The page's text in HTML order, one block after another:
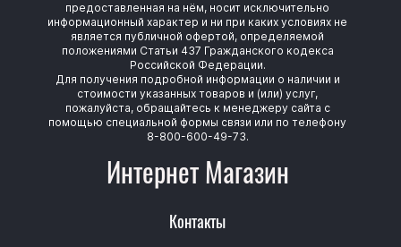
предоставленная на нём, носит исключительно
информационный характер и ни при каких условиях не
является публичной офертой, определяемой
положениями Статьи 437 Гражданского кодекса
Российской Федерации.
Для получения подробной информации о наличии и
стоимости указанных товаров и (или) услуг,
пожалуйста, обращайтесь к менеджеру сайта с
помощью специальной формы связи или по телефону
8-800-600-49-73.
Интернет Магазин
Контакты